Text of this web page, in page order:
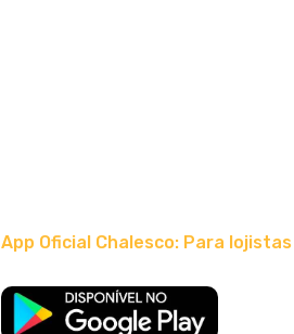
App Oficial Chalesco: Para lojistas